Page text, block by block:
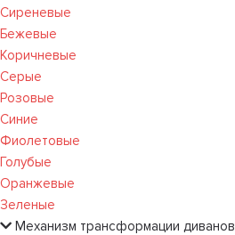
Сиреневые
Бежевые
Коричневые
Серые
Розовые
Синие
Фиолетовые
Голубые
Оранжевые
Зеленые
Механизм трансформации диванов